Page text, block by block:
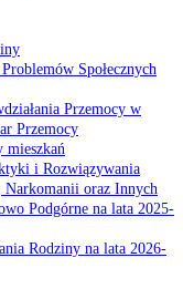
Społecznych
Przemocy w
Przemocy
mieszkań
i Rozwiązywania
oraz Innych
Podgórne na lata 2025-
Rodziny na lata 2026-